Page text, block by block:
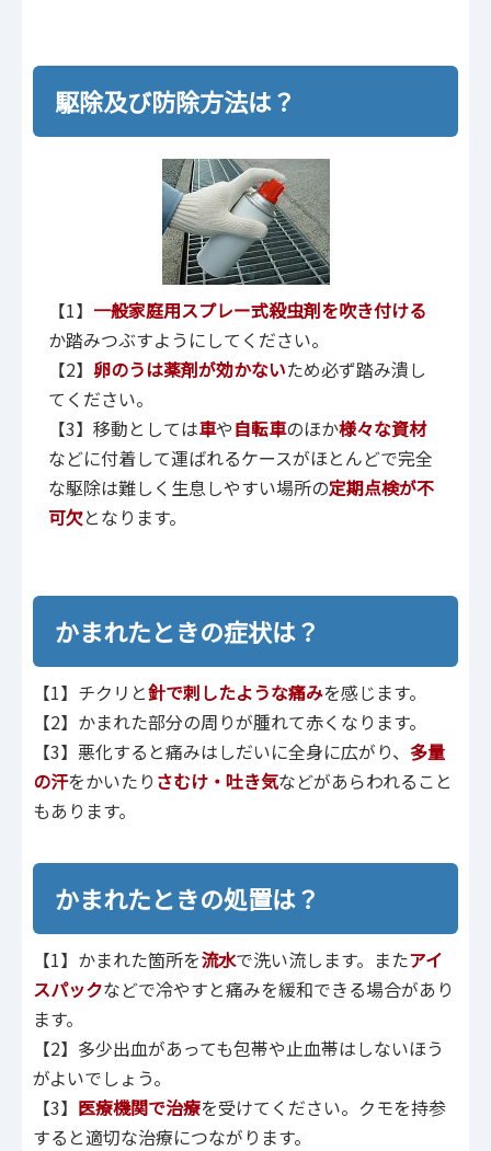
駆除及び防除方法は？
【1】 一般家庭用スプレー式殺虫剤を吹き付ける
か踏みつぶすようにしてください。
【2】 卵のうは薬剤が効かないため必ず踏み潰し
てください。
【3】移動としては車や自転車のほか様々な資材
などに付着して運ばれるケースがほとんどで完全
な駆除は難しく生息しやすい場所の定期点検が不
可欠となります。
かまれたときの症状は？
【1】チクリと針で刺したような痛みを感じます。
【2】かまれた部分の周りが腫れて赤くなります。
【3】悪化すると痛みはしだいに全身に広がり、 多量
の汗をかいたり さむけ・吐き気などがあらわれること
もあります。
かまれたときの処置は？
【1】かまれた箇所を流水で洗い流します。またアイ
スパックなどで冷やすと痛みを緩和できる場合があり
ます。
【2】多少出血があっても包帯や止血帯はしないほう
がよいでしょう。
【3】 医療機関で治療を受けてください。クモを持参
すると適切な治療につながります。